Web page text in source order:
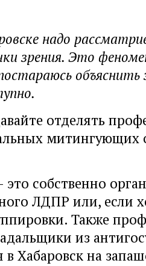
надо
зрения. Это
отделять
митингующих
собственно
ЛДПР или, если
Также
из
Хабаровск на